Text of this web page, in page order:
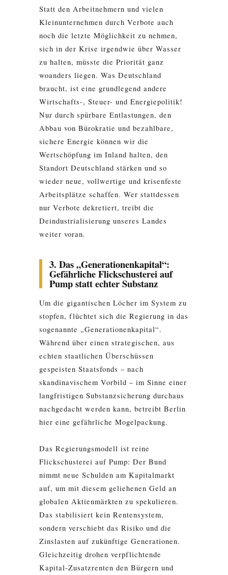
Statt den Arbeitnehmern und vielen
Kleinunternehmen durch Verbote auch
noch die letzte Möglichkeit zu nehmen,
sich in der Krise irgendwie über Wasser
zu halten, müsste die Priorität ganz
woanders liegen. Was Deutschland
braucht, ist eine grundlegend andere
Wirtschafts-, Steuer- und Energiepolitik!
Nur durch spürbare Entlastungen, den
Abbau von Bürokratie und bezahlbare,
sichere Energie können wir die
Wertschöpfung im Inland halten, den
Standort Deutschland stärken und so
wieder neue, vollwertige und krisenfeste
Arbeitsplätze schaffen. Wer stattdessen
nur Verbote dekretiert, treibt die
Deindustrialisierung unseres Landes
weiter voran.
3. Das „Generationenkapital“:
Gefährliche Flickschusterei auf
Pump statt echter Substanz
Um die gigantischen Löcher im System zu
stopfen, flüchtet sich die Regierung in das
sogenannte „Generationenkapital“.
Während über einen strategischen, aus
echten staatlichen Überschüssen
gespeisten Staatsfonds – nach
skandinavischem Vorbild – im Sinne einer
langfristigen Substanzsicherung durchaus
nachgedacht werden kann, betreibt Berlin
hier eine gefährliche Mogelpackung.
Das Regierungsmodell ist reine
Flickschusterei auf Pump: Der Bund
nimmt neue Schulden am Kapitalmarkt
auf, um mit diesem geliehenen Geld an
globalen Aktienmärkten zu spekulieren.
Das stabilisiert kein Rentensystem,
sondern verschiebt das Risiko und die
Zinslasten auf zukünftige Generationen.
Gleichzeitig drohen verpflichtende
Kapital-Zusatzrenten den Bürgern und